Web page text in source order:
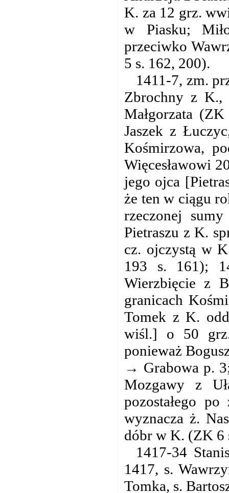
K. za 12 grz.
w Piasku;
przeciwko
5 s. 162, 200).
1411-7, zm.
Zbrochny z K.,
Małgorzata
Jaszek z
Kośmirzowa,
Więcesławowi
jego ojca
że ten w ciągu
rzeczonej
Pietraszu z K.
cz. ojczystą w
193 s. 161);
Wierzbięcie z
granicach
Tomek z K.
wiśl.] o 50 grz.
ponieważ
→ Grabowa p.
Mozgawy z
pozostałego
wyznacza ż.
dóbr w K. (ZK 6
1417-34
1417, s.
Tomka, s.